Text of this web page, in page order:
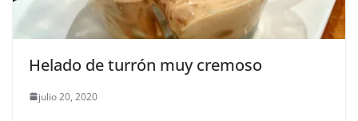
Helado de turrón muy cremoso
julio 20, 2020